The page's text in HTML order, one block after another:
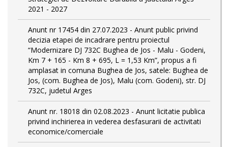
2021 - 2027
Anunt nr 17454 din 27.07.2023 - Anunt public privind
decizia etapei de incadrare pentru proiectul
“Modernizare DJ 732C Bughea de Jos - Malu - Godeni,
Km 7 + 165 - Km 8 + 695, L = 1,53 Km”, propus a fi
amplasat in comuna Bughea de Jos, satele: Bughea de
Jos, (com. Bughea de Jos), Malu (com. Godeni), str. DJ
732C, judetul Arges
Anunt nr. 18018 din 02.08.2023 - Anunt licitatie publica
privind inchirierea in vederea desfasurarii de activitati
economice/comerciale